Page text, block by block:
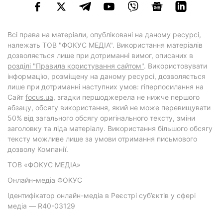
Всі права на матеріали, опубліковані на даному ресурсі,
належать ТОВ "ФОКУС МЕДІА". Використання матеріалів
дозволяється лише при дотриманні вимог, описаних в
розділі "Правила користування сайтом". Використовувати
інформацію, розміщену на даному ресурсі, дозволяється
лише при дотриманні наступних умов: гіперпосилання на
Cайт focus.ua, згадки першоджерела не нижче першого
абзацу, обсягу використання, який не може перевищувати
50% від загального обсягу оригінального тексту, зміни
заголовку та ліда матеріалу. Використання більшого обсягу
тексту можливе лише за умови отримання письмового
дозволу Компанії.
ТОВ «ФОКУС МЕДІА»
Онлайн-медіа ФОКУС
Ідентифікатор онлайн-медіа в Реєстрі суб’єктів у сфері
медіа — R40-03129